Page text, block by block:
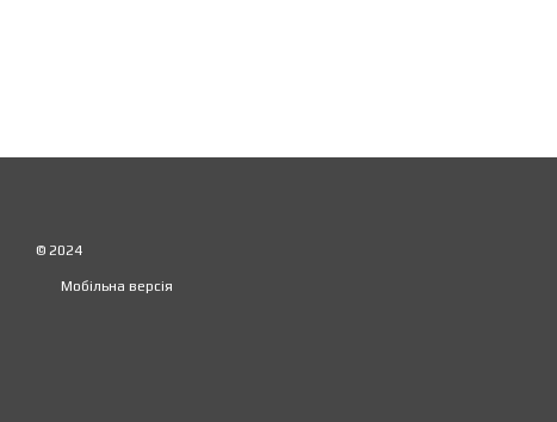
© 2024
Мобільна версія